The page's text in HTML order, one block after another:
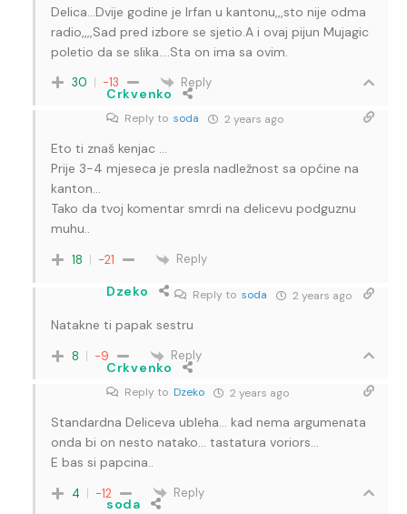
Delica…Dvije godine je Irfan u kantonu,,,sto nije odma
radio,,,,Sad pred izbore se sjetio.A i ovaj pijun Mujagic
poletio da se slika….Sta on ima sa ovim.
30 -13 Reply
Crkvenko
Reply to soda 2 years ago
Eto ti znaš kenjac …
Prije 3-4 mjeseca je presla nadležnost sa općine na
kanton…
Tako da tvoj komentar smrdi na delicevu podguznu
muhu..
18 -21 Reply
Dzeko Reply to soda 2 years ago
Natakne ti papak sestru
8 -9 Reply
Crkvenko
Reply to Dzeko 2 years ago
Standardna Deliceva ubleha… kad nema argumenata
onda bi on nesto natako… tastatura voriors…
E bas si papcina..
4 -12 Reply
soda